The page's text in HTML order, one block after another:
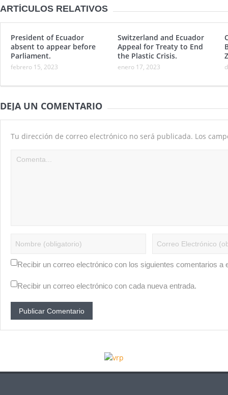
ARTÍCULOS RELATIVOS
President of Ecuador
absent to appear before
Parliament.
febrero 15, 2023
Switzerland and Ecuador
Appeal for Treaty to End
the Plastic Crisis.
enero 17, 2023
DEJA UN COMENTARIO
Tu dirección de correo electrónico no será publicada. Los
Recibir un correo electrónico con los siguientes comentarios a
Recibir un correo electrónico con cada nueva entrada.